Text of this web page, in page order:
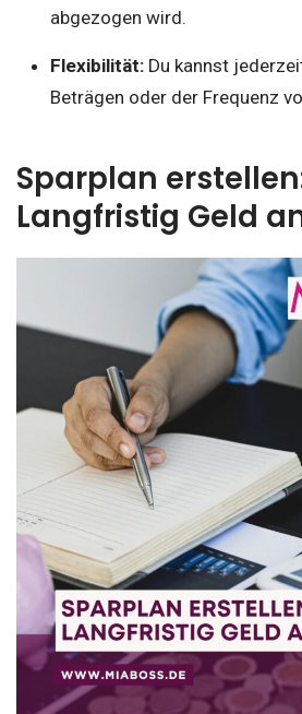
abgezogen wird.
Flexibilität:Du kannst
Beträgen oder der Frequenz
Sparplan
Langfristig Geld